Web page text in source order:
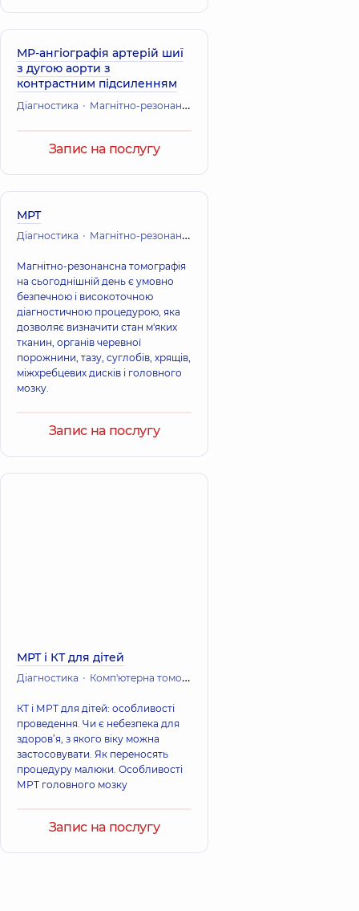
МР-ангіографія артерій шиї
з дугою аорти з
контрастним підсиленням
Діагностика Магнітно-резонансна томографія (МРТ)
Запис на послугу
МРТ
Діагностика Магнітно-резонансна томографія (МРТ)
Магнітно-резонансна томографія
на сьогоднішній день є умовно
безпечною і високоточною
діагностичною процедурою, яка
дозволяє визначити стан м'яких
тканин, органів черевної
порожнини, тазу, суглобів, хрящів,
міжхребцевих дисків і головного
мозку.
Запис на послугу
МРТ і КТ для дітей
Діагностика Комп'ютерна томографія (КТ)
КТ і МРТ для дітей: особливості
проведення. Чи є небезпека для
здоров’я, з якого віку можна
застосовувати. Як переносять
процедуру малюки. Особливості
МРТ головного мозку
Запис на послугу